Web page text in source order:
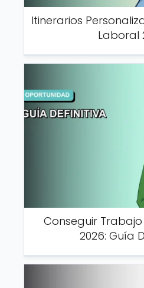
Itinerarios
Laboral
Conseguir Trabajo
2026: Guía